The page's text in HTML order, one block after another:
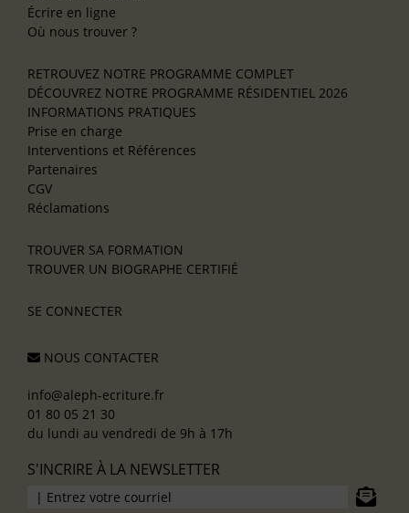
Écrire en ligne
Où nous trouver ?
RETROUVEZ NOTRE PROGRAMME COMPLET
DÉCOUVREZ NOTRE PROGRAMME RÉSIDENTIEL 2026
INFORMATIONS PRATIQUES
Prise en charge
Interventions et Références
Partenaires
CGV
Réclamations
TROUVER SA FORMATION
TROUVER UN BIOGRAPHE CERTIFIÉ
SE CONNECTER
NOUS CONTACTER
info@aleph-ecriture.fr
01 80 05 21 30
du lundi au vendredi de 9h à 17h
S'INCRIRE À LA NEWSLETTER